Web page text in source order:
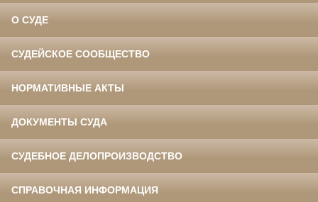
О СУДЕ
СУДЕЙСКОЕ СООБЩЕСТВО
НОРМАТИВНЫЕ АКТЫ
ДОКУМЕНТЫ СУДА
СУДЕБНОЕ ДЕЛОПРОИЗВОДСТВО
СПРАВОЧНАЯ ИНФОРМАЦИЯ